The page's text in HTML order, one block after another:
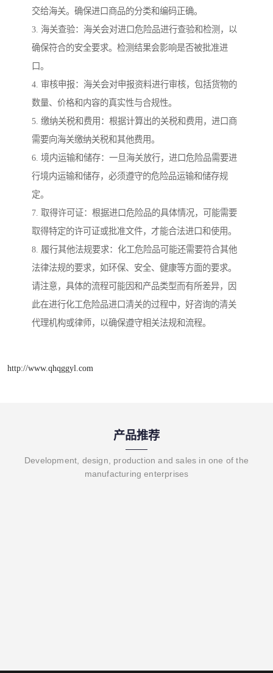
交给海关。确保进口商品的分类和编码正确。
3. 海关查验：海关会对进口危险品进行查验和检测，以
确保符合的安全要求。检测结果会影响是否被批准进
口。
4. 审核申报：海关会对申报资料进行审核，包括货物的
数量、价格和内容的真实性与合规性。
5. 缴纳关税和费用：根据计算出的关税和费用，进口商
需要向海关缴纳关税和其他费用。
6. 境内运输和储存：一旦海关放行，进口危险品需要进
行境内运输和储存，必须遵守的危险品运输和储存规
定。
7. 取得许可证：根据进口危险品的具体情况，可能需要
取得特定的许可证或批准文件，才能合法进口和使用。
8. 履行其他法规要求：化工危险品可能还需要符合其他
法律法规的要求，如环保、安全、健康等方面的要求。
请注意，具体的流程可能因和产品类型而有所差异，因
此在进行化工危险品进口清关的过程中，好咨询的清关
代理机构或律师，以确保遵守相关法规和流程。
http://www.qhqggyl.com
产品推荐
Development, design, production and sales in one of the
manufacturing enterprises